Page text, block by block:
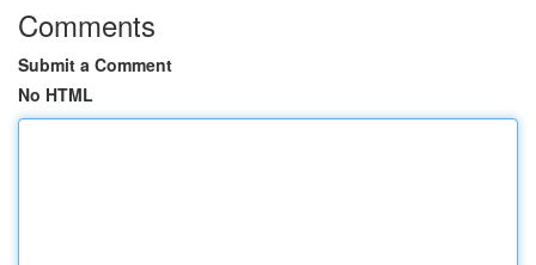
Comments
Submit a Comment
No HTML